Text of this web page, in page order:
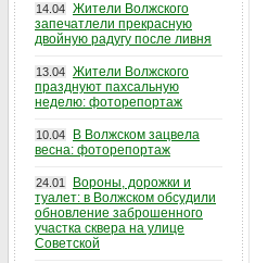
14.04 Жители Волжского
запечатлели прекрасную
двойную радугу после ливня
13.04 Жители Волжского
празднуют пахсальную
неделю: фоторепортаж
10.04
В Волжском зацвела
весна: фоторепортаж
24.01
Вороны, дорожки и
туалет: в Волжском обсудили
обновление заброшенного
участка сквера на улице
Советской